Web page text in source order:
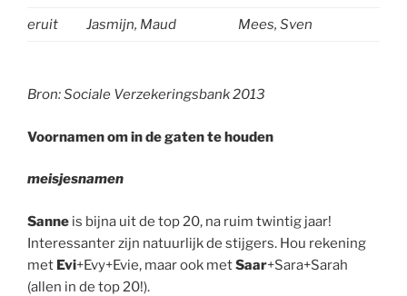
eruit Jasmijn, Maud Mees, Sven
Bron: Sociale Verzekeringsbank 2013
Voornamen om in de gaten te houden
meisjesnamen
Sanne is bijna uit de top 20, na ruim twintig jaar!
Interessanter zijn natuurlijk de stijgers. Hou rekening
met Evi+Evy+Evie, maar ook metSaar+Sara+Sarah
(allen in de top 20!).